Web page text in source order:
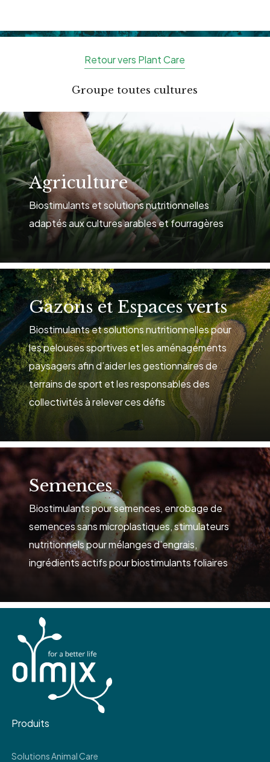
Retour vers Plant Care
Groupe toutes cultures
Agriculture
Biostimulants et solutions nutritionnelles
adaptés aux cultures arables et fourragères
Gazons et Espaces verts
Biostimulants et solutions nutritionnelles pour
les pelouses sportives et les aménagements
paysagers afin d’aider les gestionnaires de
terrains de sport et les responsables des
collectivités à relever ces défis
Semences
Biostimulants pour semences, enrobage de
semences sans microplastiques, stimulateurs
nutritionnels pour mélanges d’engrais,
ingrédients actifs pour biostimulants foliaires
Produits
Solutions Animal Care